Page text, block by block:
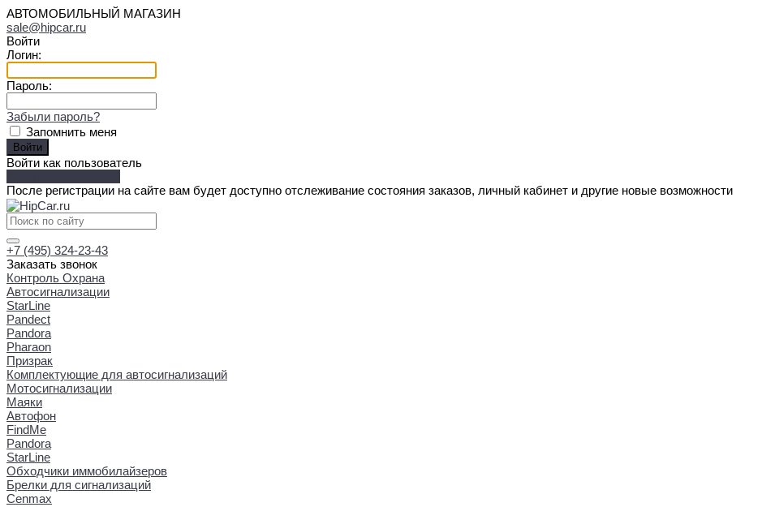
АВТОМОБИЛЬНЫЙ МАГАЗИН
sale@hipcar.ru
Войти
Логин:
Пароль:
Забыли пароль?
Запомнить меня
Войти как пользователь
После регистрации на сайте вам будет доступно отслеживание состояния заказов, личный кабинет и другие новые возможности
+7 (495) 324-23-43
Заказать звонок
Контроль Охрана
Автосигнализации
StarLine
Pandect
Pandora
Pharaon
Призрак
Комплектующие для автосигнализаций
Мотосигнализации
Маяки
Автофон
FindMe
Pandora
StarLine
Обходчики иммобилайзеров
Брелки для сигнализаций
Cenmax